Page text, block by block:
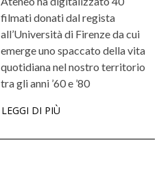
filmati donati dal regista
all’Università di Firenze da cui
emerge uno spaccato della vita
quotidiana nel nostro territorio
tra gli anni ’60 e ’80
LEGGI DI PIÙ